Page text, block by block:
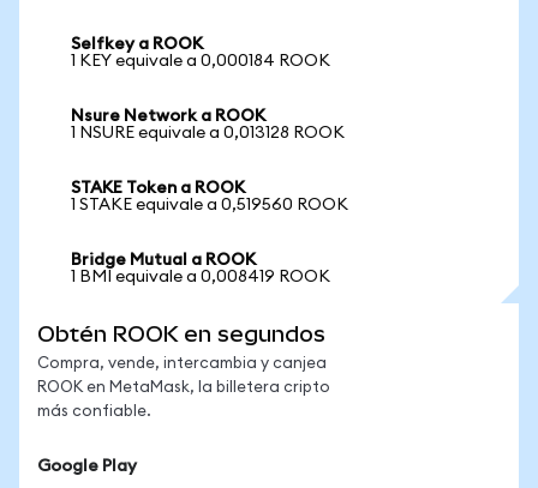
Selfkey a ROOK
1 KEY equivale a 0,000184 ROOK
Nsure Network a ROOK
1 NSURE equivale a 0,013128 ROOK
STAKE Token a ROOK
1 STAKE equivale a 0,519560 ROOK
Bridge Mutual a ROOK
1 BMI equivale a 0,008419 ROOK
Obtén ROOK en segundos
Compra, vende, intercambia y canjea
ROOK en MetaMask, la billetera cripto
más confiable.
Google Play